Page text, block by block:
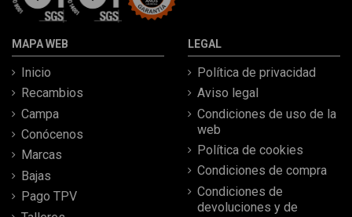
MAPA WEB
Inicio
Recambios
Campa
Conócenos
Marcas
Bajas
Pago TPV
LEGAL
Política de privacidad
Aviso legal
Condiciones de uso de la
web
Política de cookies
Condiciones de compra
Condiciones de
devoluciones y de